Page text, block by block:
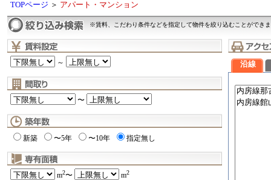
TOPページ ＞ アパート・マンション
※賃料、こだわり条件などを指定して物件を絞り込むことができ
～
〜
新築 〜5年 〜10年 指定無し
m2〜 m2
沿線